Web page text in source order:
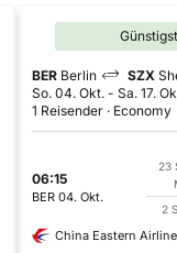
BER Berlin SZX
So. 04. Okt. - Sa. 17.
1 Reisender
Economy
06:15
BER 04. Okt.
23
2
China Eastern